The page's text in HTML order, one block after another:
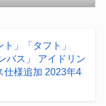
」「タフト」
バス」 アイドリン
仕様追加 2023年4